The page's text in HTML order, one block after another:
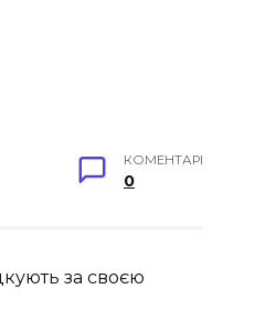
КОМЕНТАРІ
0
за своєю